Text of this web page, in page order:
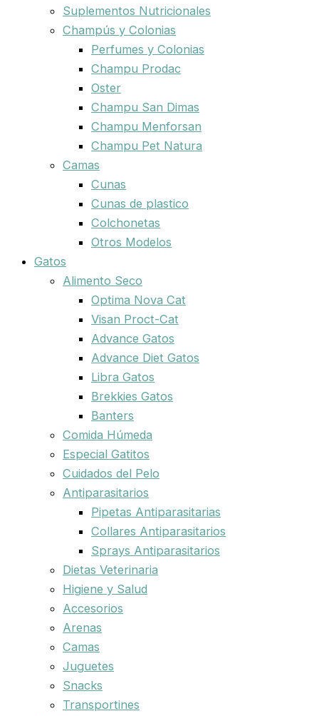
Suplementos Nutricionales
Champús y Colonias
Perfumes y Colonias
Champu Prodac
Oster
Champu San Dimas
Champu Menforsan
Champu Pet Natura
Camas
Cunas
Cunas de plastico
Colchonetas
Otros Modelos
Gatos
Alimento Seco
Optima Nova Cat
Visan Proct-Cat
Advance Gatos
Advance Diet Gatos
Libra Gatos
Brekkies Gatos
Banters
Comida Húmeda
Especial Gatitos
Cuidados del Pelo
Antiparasitarios
Pipetas Antiparasitarias
Collares Antiparasitarios
Sprays Antiparasitarios
Dietas Veterinaria
Higiene y Salud
Accesorios
Arenas
Camas
Juguetes
Snacks
Transportines